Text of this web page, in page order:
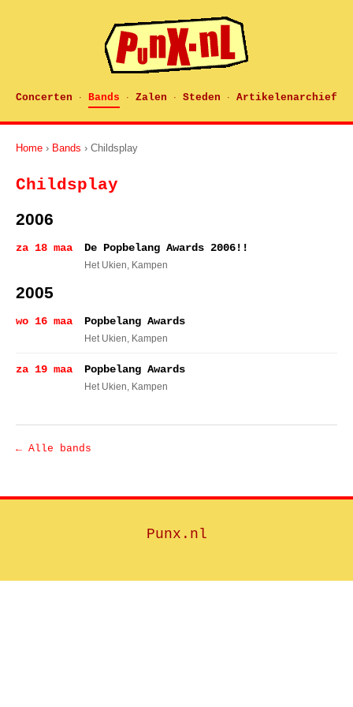
Concerten · Bands · Zalen · Steden · Artikelenarchief
Home › Bands › Childsplay
Childsplay
2006
za 18 maa De Popbelang Awards 2006!!
Het Ukien, Kampen
2005
wo 16 maa Popbelang Awards
Het Ukien, Kampen
za 19 maa Popbelang Awards
Het Ukien, Kampen
← Alle bands
Punx.nl